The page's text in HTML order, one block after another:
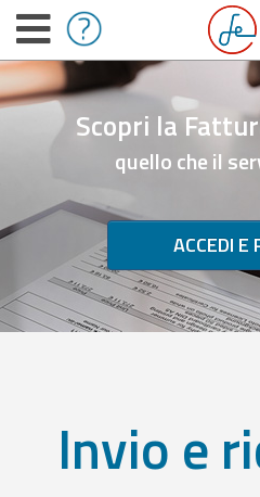
Scopri la
quello che il
ACCEDI E
Invio e